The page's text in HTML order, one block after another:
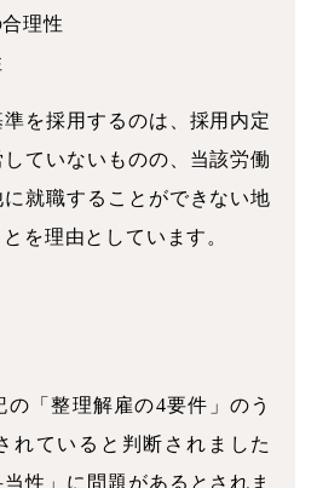
理性
を採用するのは、採用内定
ていないものの、当該労働
就職することができない地
を理由としています。
「整理解雇の4要件」のう
ていると判断されました
性」に問題があるとされま